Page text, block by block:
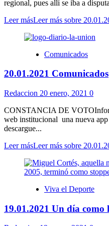
regional, pues allí se iba a
Leer másLeer más sobre
Comunicados
20.01.2021 Comunicados
Redaccion 20 enero, 2021 0
CONSTANCIA DE
web institucional una nueva
descargue...
Leer másLeer más sobre
Viva el Deporte
19.01.2021 Un día como